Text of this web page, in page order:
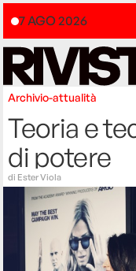
7 AGO 2026
Archivio-attualità
Teoria e
di potere
di Ester Viola